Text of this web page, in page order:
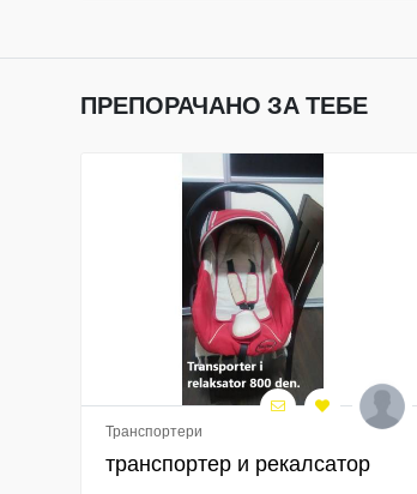
ПРЕПОРАЧАНО ЗА ТЕБЕ
Транспортери
транспортер и рекалсатор